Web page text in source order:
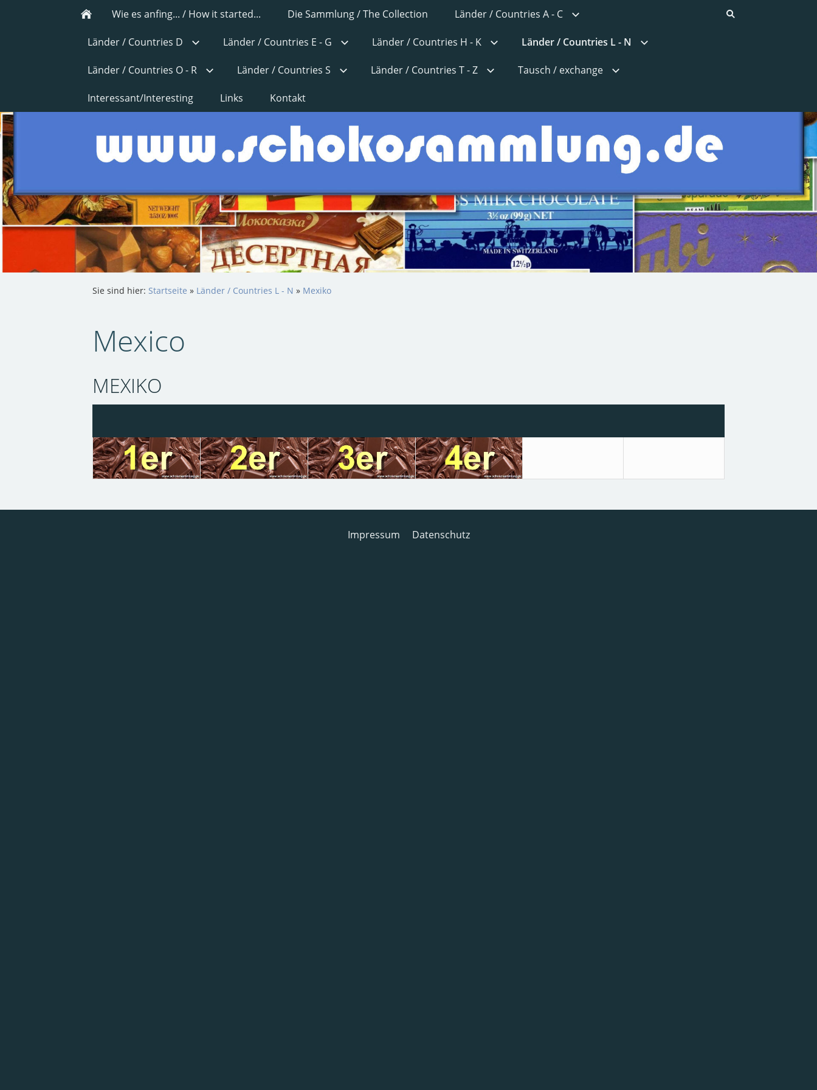
Wie es anfing... / How it started... Die Sammlung / The Collection Länder / Countries A - C
Länder / Countries D Länder / Countries E - G Länder / Countries H - K Länder / Countries L - N
Länder / Countries O - R Länder / Countries S Länder / Countries T - Z Tausch / exchange
Interessant/Interesting Links Kontakt
Sie sind hier: Startseite » Länder / Countries L - N » Mexiko
Mexico
MEXIKO
Impressum Datenschutz